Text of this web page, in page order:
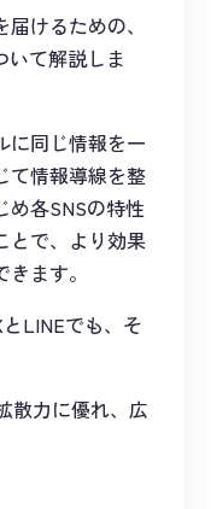
けるための、
いて解説しま
に同じ情報を一
て情報導線を整
め各SNSの特性
とで、より効果
ます。
LINEでも、そ
散力に優れ、広